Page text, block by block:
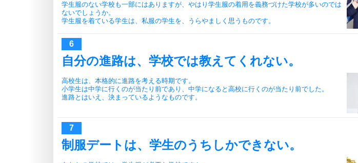
学生服のない学校も一部にはありますが、やはり学生服の着用を義務づけた学校が多いのでは
ないでしょうか。
学生服を着ている学生は、私服の学生を、うらやましく思うものです。
自分の進路は、学校では教えてくれない。
高校生は、本格的に進路を考える時期です。
小学生は中学に行くのが当たり前であり、中学になると高校に行くのが当たり前でした。
進路とはいえ、決まっているようなものです。
制服デートは、学生のうちしかできない。